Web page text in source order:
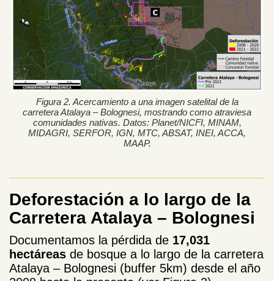
Figura 2. Acercamiento a una imagen satelital de la
carretera Atalaya – Bolognesi, mostrando como atraviesa
comunidades nativas. Datos: Planet/NICFI, MINAM,
MIDAGRI, SERFOR, IGN, MTC, ABSAT, INEI, ACCA,
MAAP.
Deforestación a lo largo de la
Carretera Atalaya – Bolognesi
Documentamos la pérdida de 17,031
hectáreas de bosque a lo largo de la carretera
Atalaya – Bolognesi (buffer 5km) desde el año